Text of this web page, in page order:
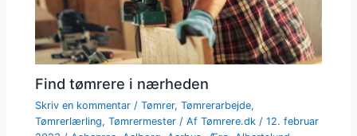
Find tømrere i nærheden
Skriv en kommentar /Tømrer,Tømrerarbejde,
Tømrerlærling,Tømrermester / AfTømrere.dk/12. februar